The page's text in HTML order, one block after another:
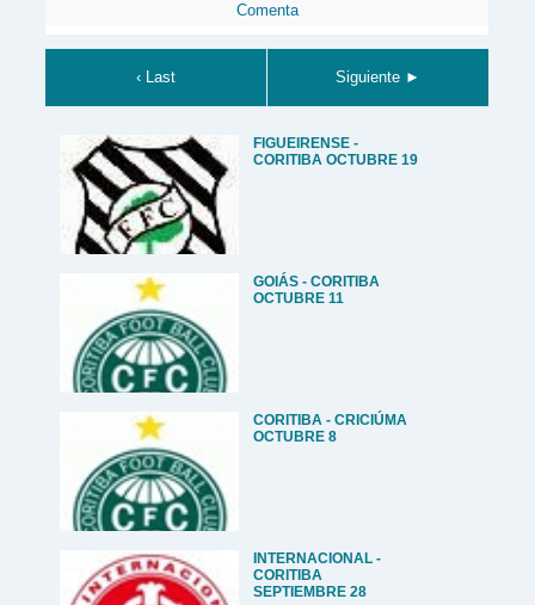
Comenta
‹ Last Siguiente ►
FIGUEIRENSE -
CORITIBA OCTUBRE 19
GOIÁS - CORITIBA
OCTUBRE 11
CORITIBA - CRICIÚMA
OCTUBRE 8
INTERNACIONAL -
CORITIBA
SEPTIEMBRE 28